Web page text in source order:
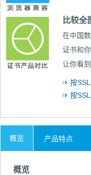
比较全
在中国
证书和
让你看
按
按
概览 产品特点
概览